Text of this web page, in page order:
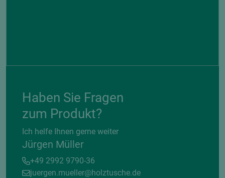
Haben Sie Fragen
zum Produkt?
Ich helfe Ihnen gerne weiter
Jürgen Müller
+49 2992 9790-36
juergen.mueller@holztusche.de